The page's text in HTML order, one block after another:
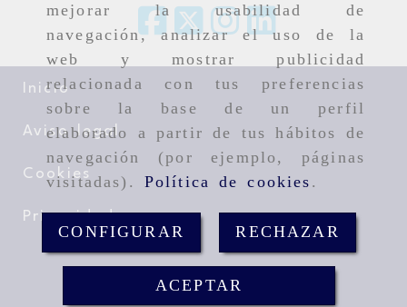
mejorar la usabilidad de
navegación, analizar el uso de la
web y mostrar publicidad
relacionada con tus preferencias
sobre la base de un perfil
elaborado a partir de tus hábitos de
navegación (por ejemplo, páginas
visitadas). Política de cookies .
CONFIGURAR RECHAZAR
ACEPTAR
Inicio
Aviso legal
Cookies
Privacidad